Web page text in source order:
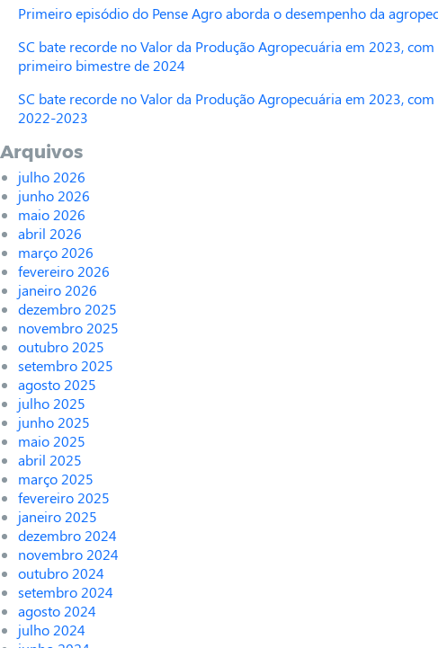
Primeiro episódio do Pense Agro aborda o desempenho da
SC bate recorde no Valor da Produção Agropecuária em 2023,
primeiro bimestre de 2024
SC bate recorde no Valor da Produção Agropecuária em 2023,
2022-2023
Arquivos
julho 2026
junho 2026
maio 2026
abril 2026
março 2026
fevereiro 2026
janeiro 2026
dezembro 2025
novembro 2025
outubro 2025
setembro 2025
agosto 2025
julho 2025
junho 2025
maio 2025
abril 2025
março 2025
fevereiro 2025
janeiro 2025
dezembro 2024
novembro 2024
outubro 2024
setembro 2024
agosto 2024
julho 2024